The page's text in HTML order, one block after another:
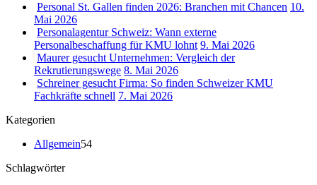
Personal St. Gallen finden 2026: Branchen mit Chancen 10.
Mai 2026
Personalagentur Schweiz: Wann externe
Personalbeschaffung für KMU lohnt 9. Mai 2026
Maurer gesucht Unternehmen: Vergleich der
Rekrutierungswege 8. Mai 2026
Schreiner gesucht Firma: So finden Schweizer KMU
Fachkräfte schnell 7. Mai 2026
Kategorien
Allgemein54
Schlagwörter